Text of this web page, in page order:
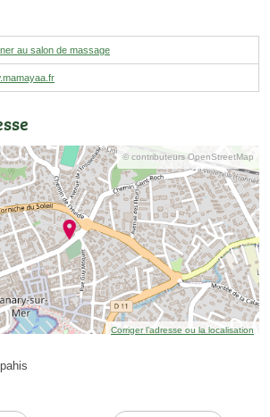
au salon de massage
© contributeurs OpenStreetMap
Corriger l’adresse ou la localisation